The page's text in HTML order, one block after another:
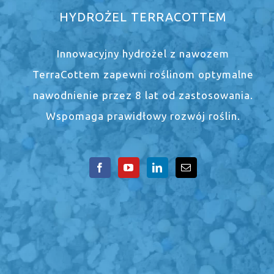
HYDROŻEL TERRACOTTEM
Innowacyjny hydrożel z nawozem
TerraCottem zapewni roślinom optymalne
nawodnienie przez 8 lat od zastosowania.
Wspomaga prawidłowy rozwój roślin.